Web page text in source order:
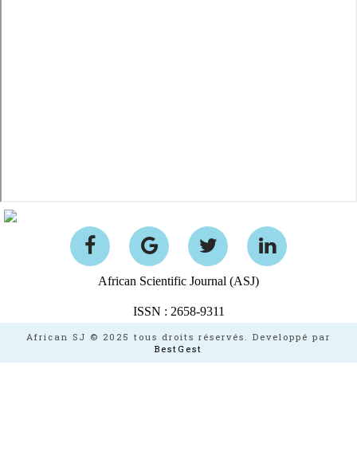
African Scientific Journal (ASJ)
ISSN : 2658-9311
African SJ © 2025 tous droits réservés. Developpé par
BestGest